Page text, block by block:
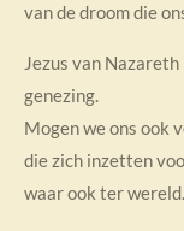
van de droom die
Jezus van
genezing.
Mogen we ons ook
die zich inzetten
waar ook ter wereld.